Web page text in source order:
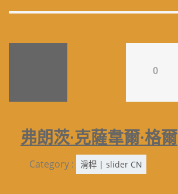
0
弗朗茨·克薩韋爾·格爾
Category : 滑桿 | slider CN